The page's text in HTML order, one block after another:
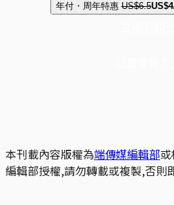
年付・周年特惠 US$6.5US$4
本刊載內容版權為端傳媒編輯部
編輯部授權,請勿轉載或複製,否則